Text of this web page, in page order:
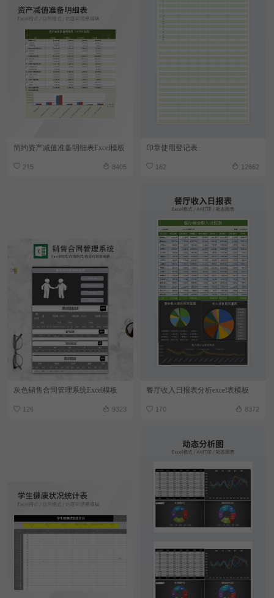
简约资产减值准备明细表Excel模板
215 8405
印章使用登记表
162 12662
灰色销售合同管理系统Excel模板
126 9323
餐厅收入日报表分析excel表模板
170 8372